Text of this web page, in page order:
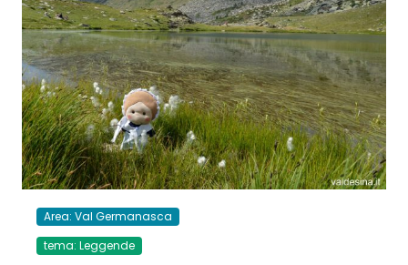
Area: Val Germanasca
tema: Leggende